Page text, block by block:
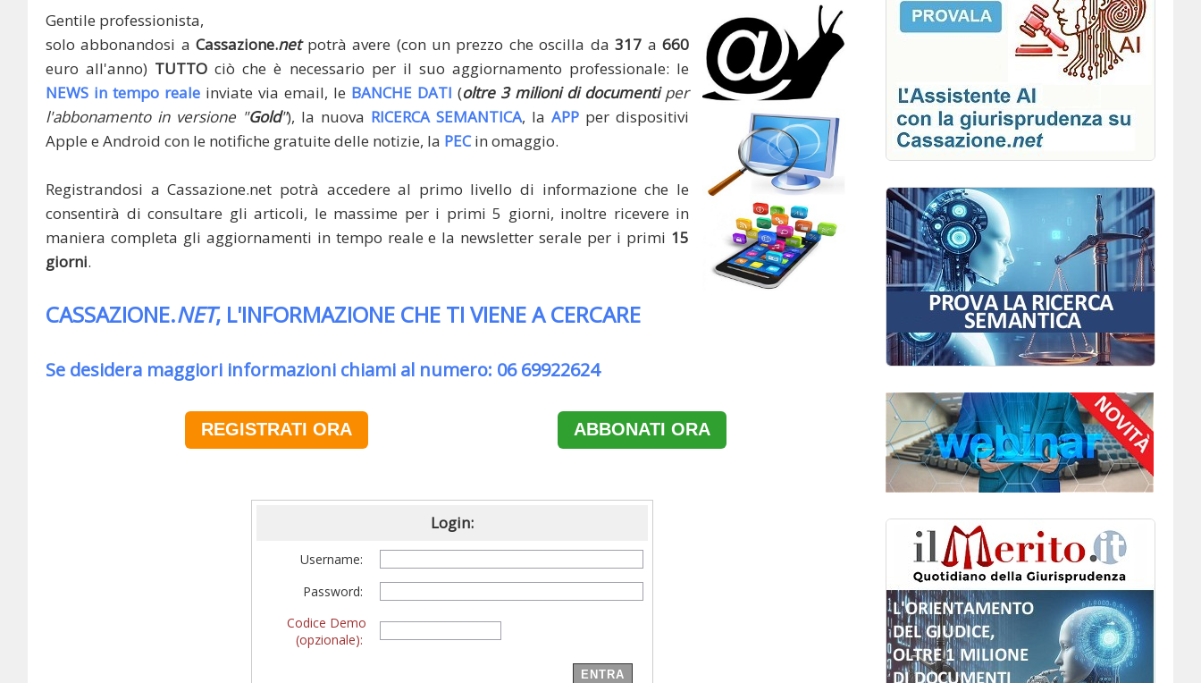
Gentile professionista,
solo abbonandosi aCassazione.netpotrà avere (con un prezzo che oscilla da317 a660
euro all'anno) TUTTO ciò che è necessario per il suo aggiornamento professionale: le
NEWS in tempo reale inviate via email, le BANCHE DATI (oltre 3 milioni di documentiper
l'abbonamento in versione "Gold"), la nuova RICERCA SEMANTICA, la APP per dispositivi
Apple e Android con le notifiche gratuite delle notizie, la PECin omaggio.
Registrandosi a Cassazione.net potrà accedere al primo livello di informazione che le
consentirà di consultare gli articoli, le massime per i primi 5 giorni, inoltre ricevere in
maniera completa gli aggiornamenti in tempo reale e la newsletter serale per i primi 15
giorni.
CASSAZIONE.NET, L'INFORMAZIONE CHE TI VIENE A CERCARE
Se desidera maggiori informazioni chiami al numero: 06 69922624
REGISTRATI ORA ABBONATI ORA
Login:
Username:
Password:
Codice Demo
(opzionale):